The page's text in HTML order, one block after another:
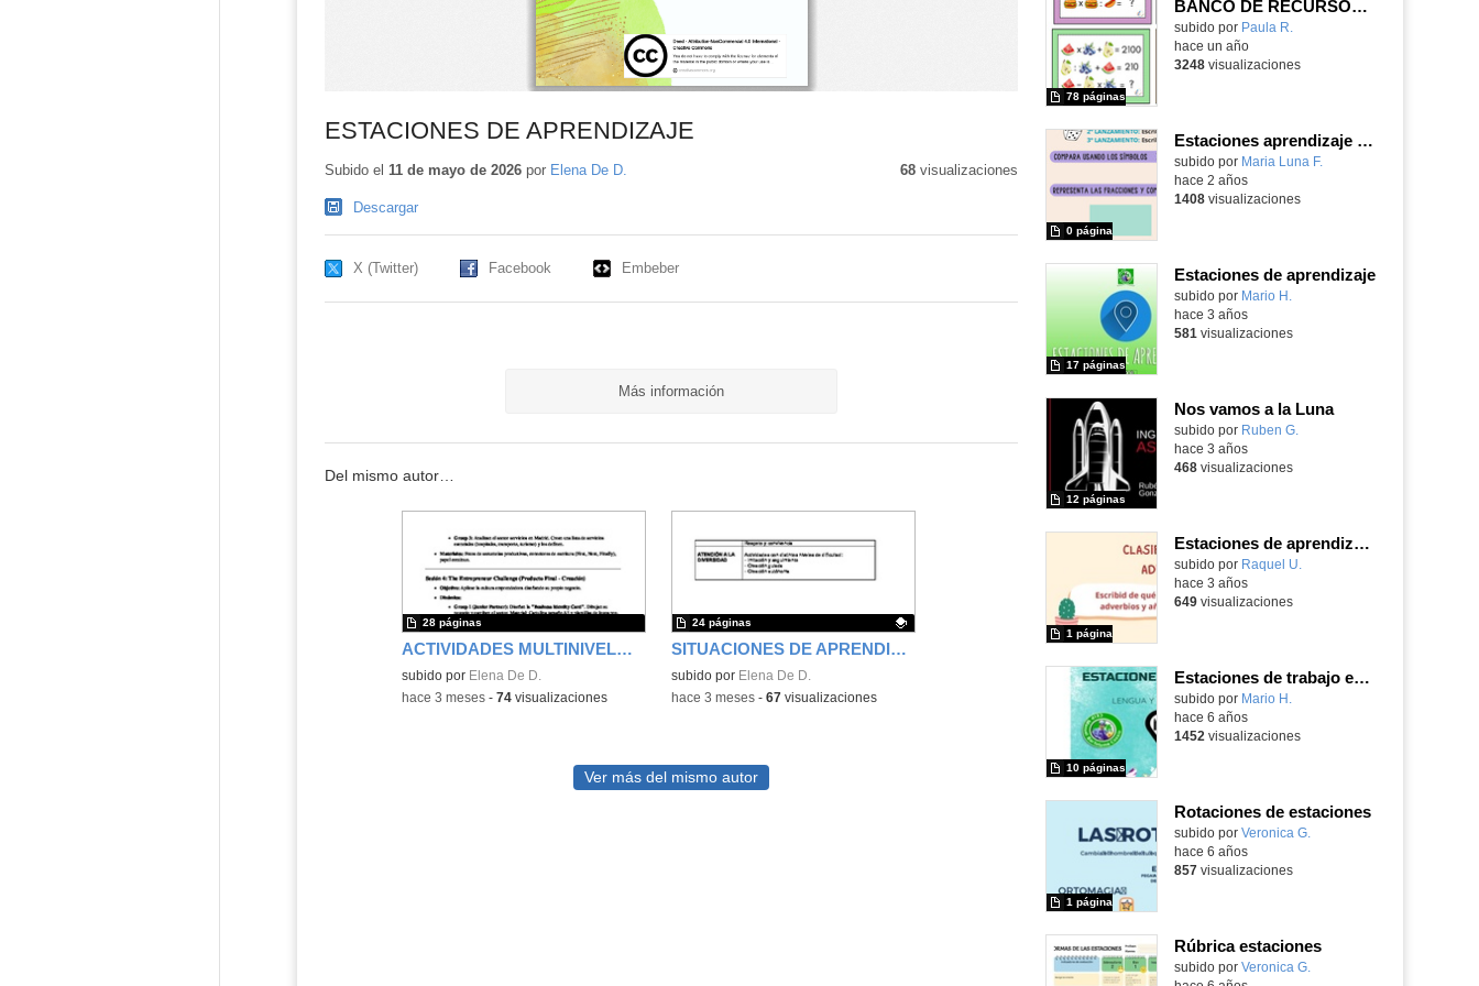
ESTACIONES DE APRENDIZAJE
Subido el 11 de mayo de 2026por Elena De D. 68visualizaciones
Descargar
X (Twitter) Facebook Embeber
Más información
Del mismo autor…
ACTIVIDADES MULTINIVELADAS
subido por Elena De D.
28 páginas
-hace 3 meses- 74visualizaciones
SITUACIONES DE APRENDIZAJE (MULTINIVELADAS)
Contenido educativo.
subido por Elena De D.
24 páginas
-hace 3 meses- 67visualizaciones
Ver más del mismo autor
BANCO DE RECURSOS ESTACIONES DE APRENDIZAJE
Contenido educativo.
subido por Paula R.
78 páginas
hace un año
3248visualizaciones
Estaciones aprendizaje fracciones
Contenido educativo.
subido por Maria Luna F.
0 página
hace 2 años
1408visualizaciones
Estaciones de aprendizaje
subido por Mario H.
17 páginas
hace 3 años
581 visualizaciones
Nos vamos a la Luna
Contenido educativo.
subido por Ruben G.
12 páginas
hace 3 años
468visualizaciones
Estaciones de aprendizaje adverbios - 3
Contenido educativo.
subido por Raquel U.
1 página
hace 3 años
649visualizaciones
Estaciones de trabajo en Lengua y Matemáticas - Ponencia iEDU CRIF 2017
subido por Mario H.
10 páginas
hace 6 años
1452 visualizaciones
Rotaciones de estaciones
subido por Veronica G.
1 página
hace 6 años
857visualizaciones
Rúbrica estaciones
subido por Veronica G.